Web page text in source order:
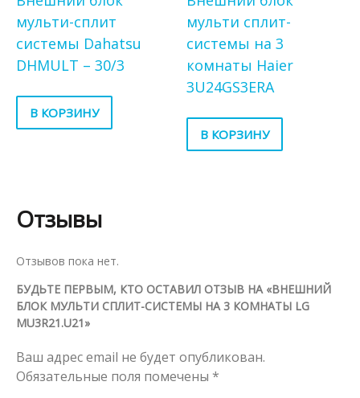
мульти-сплит
системы Dahatsu
DHMULT – 30/3
В КОРЗИНУ
мульти сплит-
системы на 3
комнаты Haier
3U24GS3ERA
В КОРЗИНУ
Отзывы
Отзывов пока нет.
БУДЬТЕ ПЕРВЫМ, КТО ОСТАВИЛ ОТЗЫВ НА «ВНЕШНИЙ
БЛОК МУЛЬТИ СПЛИТ-СИСТЕМЫ НА 3 КОМНАТЫ LG
MU3R21.U21»
Ваш адрес email не будет опубликован.
Обязательные поля помечены *